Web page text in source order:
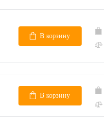
В корзину
В корзину